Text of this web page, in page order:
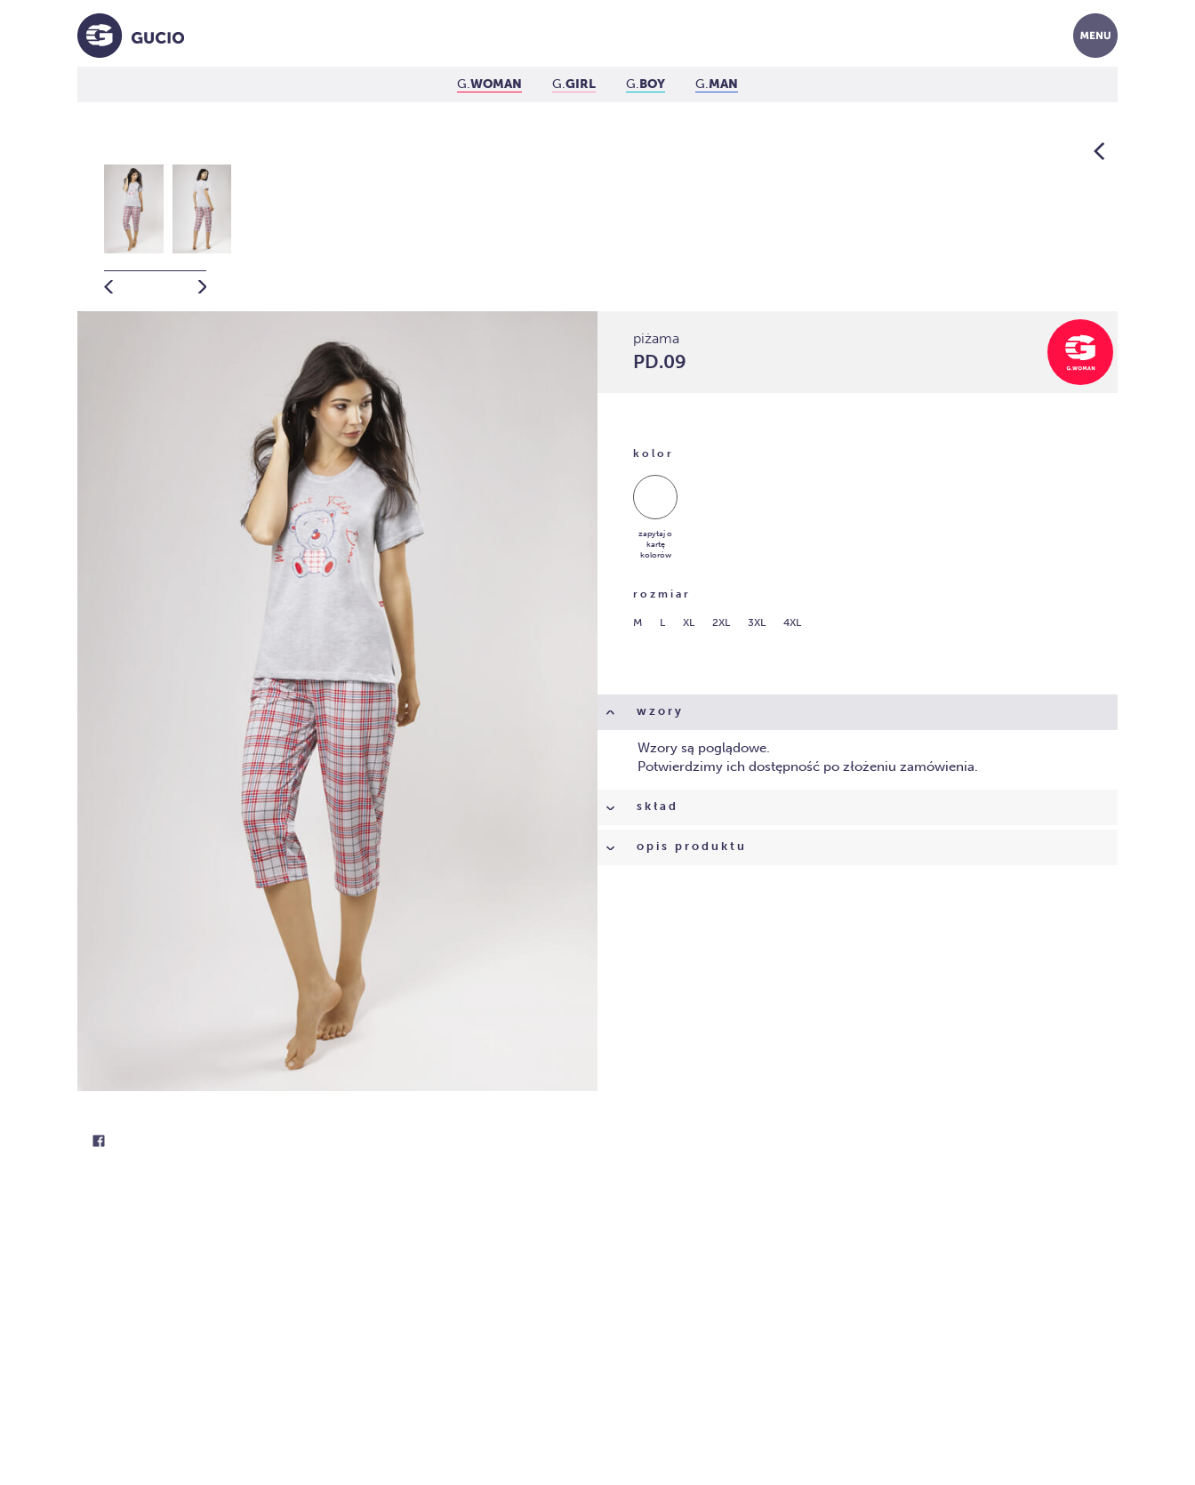
G.WOMAN G.GIRL G.BOY G.MAN
piżama
PD.09
kolor
zapytaj o
kartę
kolorów
rozmiar
M L XL 2XL 3XL 4XL
wzory
Wzory są poglądowe.
Potwierdzimy ich dostępność po złożeniu zamówienia.
skład
opis produktu